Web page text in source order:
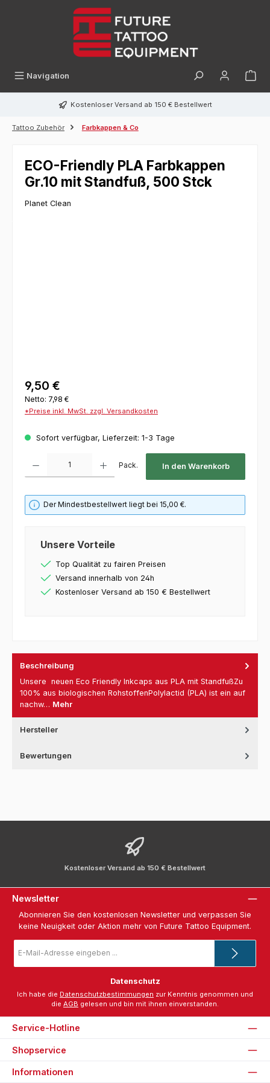
Navigation
Kostenloser Versand ab 150 € Bestellwert
Tattoo Zubehör Farbkappen & Co
ECO-Friendly PLA Farbkappen
Gr.10 mit Standfuß, 500 Stck
Planet Clean
9,50 €
Netto: 7,98 €
*Preise inkl. MwSt. zzgl. Versandkosten
Sofort verfügbar, Lieferzeit: 1-3 Tage
Pack. In den Warenkorb
Der Mindestbestellwert liegt bei 15,00 €.
Unsere Vorteile
Top Qualität zu fairen Preisen
Versand innerhalb von 24h
Kostenloser Versand ab 150 € Bestellwert
Beschreibung
Unsere neuen Eco Friendly Inkcaps aus PLA mit StandfußZu
100% aus biologischen RohstoffenPolylactid (PLA) ist ein auf
nachw… Mehr
Hersteller
Bewertungen
Kostenloser Versand ab 150 € Bestellwert
Newsletter
Abonnieren Sie den kostenlosen Newsletter und verpassen Sie
keine Neuigkeit oder Aktion mehr von Future Tattoo Equipment.
Mail-
*
Datenschutz
Ich habe die Datenschutzbestimmungen zur Kenntnis genommen und
die AGB gelesen und bin mit ihnen einverstanden.
Service-Hotline
Shopservice
Informationen